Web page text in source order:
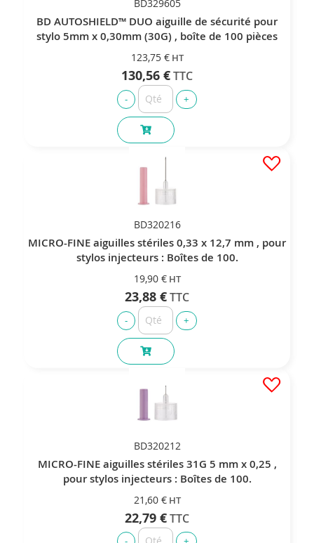
BD329605
BD AUTOSHIELD™ DUO aiguille de sécurité pour
stylo 5mm x 0,30mm (30G) , boîte de 100 pièces
123,75 €
130,56 €
BD320216
MICRO-FINE aiguilles stériles 0,33 x 12,7 mm , pour
stylos injecteurs : Boîtes de 100.
19,90 €
23,88 €
BD320212
MICRO-FINE aiguilles stériles 31G 5 mm x 0,25 ,
pour stylos injecteurs : Boîtes de 100.
21,60 €
22,79 €